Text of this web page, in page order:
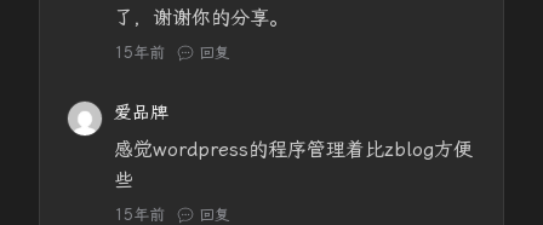
了，谢谢你的分享。
15年前 回复
爱品牌
感觉wordpress的程序管理着比zblog方便
些
15年前 回复